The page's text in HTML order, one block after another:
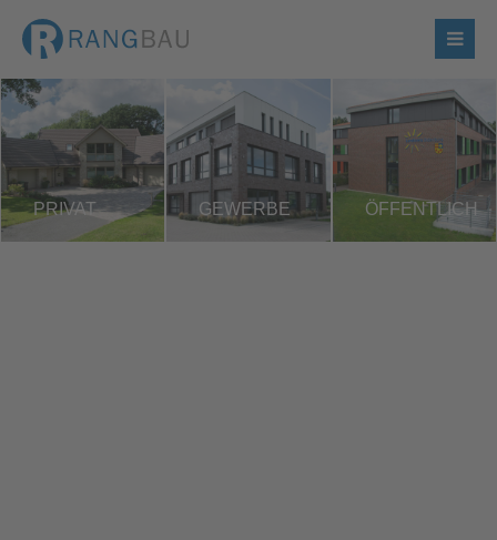
PRIVAT GEWERBE ÖFFENTLICH